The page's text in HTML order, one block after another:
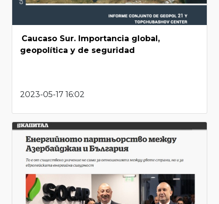
Caucaso Sur. Importancia global,
geopolítica y de seguridad
2023-05-17 16:02